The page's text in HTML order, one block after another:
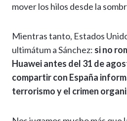
mover los hilos desde la
Mientras tanto, Estados
ultimátum a Sánchez: si no
Huawei antes del 31 de
compartir con España
terrorismo y el crimen